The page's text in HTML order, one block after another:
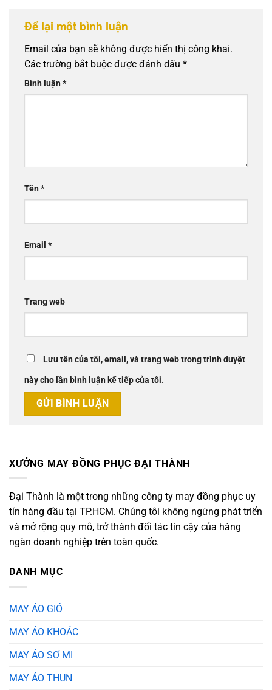
Để lại một bình luận
Email của bạn sẽ không được hiển thị công khai.
Các trường bắt buộc được đánh dấu *
Bình luận*
Tên*
Email *
Trang web
Lưu tên của tôi, email, và trang web trong trình duyệt
này cho lần bình luận kế tiếp của tôi.
XƯỞNG MAY ĐỒNG PHỤC ĐẠI THÀNH
Đại Thành là một trong những công ty may đồng phục uy
tín hàng đầu tại TP.HCM. Chúng tôi không ngừng phát triển
và mở rộng quy mô, trở thành đối tác tin cậy của hàng
ngàn doanh nghiệp trên toàn quốc.
DANH MỤC
MAY ÁO GIÓ
MAY ÁO KHOÁC
MAY ÁO SƠ MI
MAY ÁO THUN